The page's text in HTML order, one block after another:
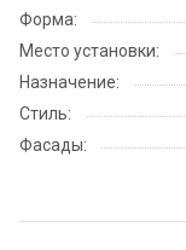
Форма:
Место установки:
Назначение:
Стиль:
Фасады: